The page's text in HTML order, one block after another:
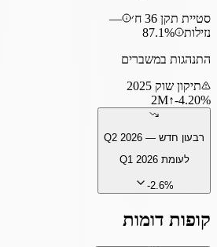
סטיית תקן 36 ח׳
—
נזילות
87.1%
התנהגות במשברים
תיקון שוק 2025
‎-4.20%
↑
2M
רבעון חדש — Q2 2026
לעומתQ1 2026
-2.6%
קופות דומות